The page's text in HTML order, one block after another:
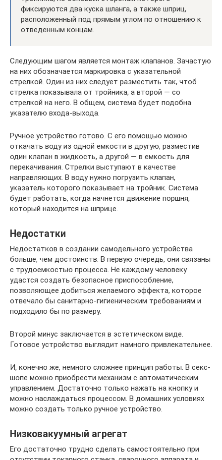
фиксируются два куска шланга, а также шприц,
расположенный под прямым углом по отношению к
отведенным концам.
Следующим шагом является монтаж клапанов. Зачастую
на них обозначается маркировка с указательной
стрелкой. Один из них следует разместить так, чтоб
стрелка показывала от тройника, а второй — со
стрелкой на него. В общем, система будет подобна
указателю входа-выхода.
Ручное устройство готово. С его помощью можно
откачать воду из одной емкости в другую, разместив
один клапан в жидкость, а другой — в емкость для
перекачивания. Стрелки выступают в качестве
направляющих. В воду нужно погрузить клапан,
указатель которого показывает на тройник. Система
будет работать, когда начнется движение поршня,
который находится на шприце.
Недостатки
Недостатков в создании самодельного устройства
больше, чем достоинств. В первую очередь, они связаны
с трудоемкостью процесса. Не каждому человеку
удастся создать безопасное приспособление,
позволяющее добиться желаемого эффекта, которое
отвечало бы санитарно-гигиеническим требованиям и
подходило бы по размеру.
Второй минус заключается в эстетическом виде.
Готовое устройство выглядит намного привлекательнее.
И, конечно же, немного сложнее принцип работы. В секс-
шопе можно приобрести механизм с автоматическим
управлением. Достаточно только нажать на кнопку и
можно наслаждаться процессом. В домашних условиях
можно создать только ручное устройство.
Низковакуумный агрегат
Его достаточно трудно сделать самостоятельно при